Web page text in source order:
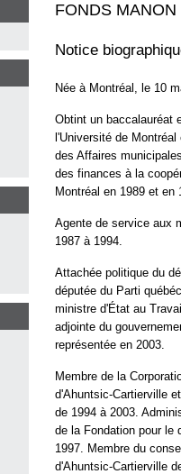
FONDS
Notice
Née à Montréal, le 10
Obtint un baccalauréat
l'Université de
des Affaires
des finances à la
Montréal en 1989 et en
Agente de service aux
1987 à 1994.
Attachée politique du
députée du Parti
ministre d'État au
adjointe du
représentée en 2003.
Membre de la
d'Ahuntsic-Cartierville
de 1994 à 2003.
de la Fondation pour le
1997. Membre du
d'Ahuntsic-Cartierville